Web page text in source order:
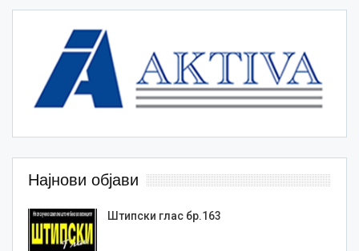
Најнови објави
Штипски глас бр.163